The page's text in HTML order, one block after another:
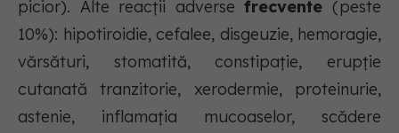
picior). Alte reacții adversefrecvente (peste
10%): hipotiroidie, cefalee, disgeuzie, hemoragie,
vărsături, stomatită, constipaţie, erupţie
cutanată tranzitorie, xerodermie, proteinurie,
astenie, inflamaţia mucoaselor, scădere